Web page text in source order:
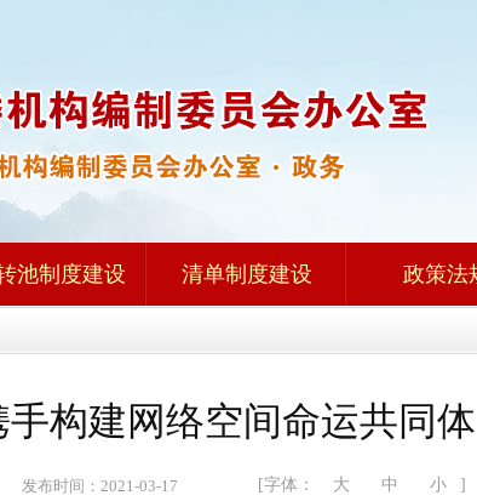
池制度建设 清单制度建设 政策法
手构建网络空间命运共同体
布时间：2021-03-17 [字体： 大 中 小 ]